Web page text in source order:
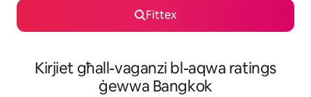
Fittex
Kirjiet għall-vaganzi bl-aqwa ratings
ġewwa Bangkok